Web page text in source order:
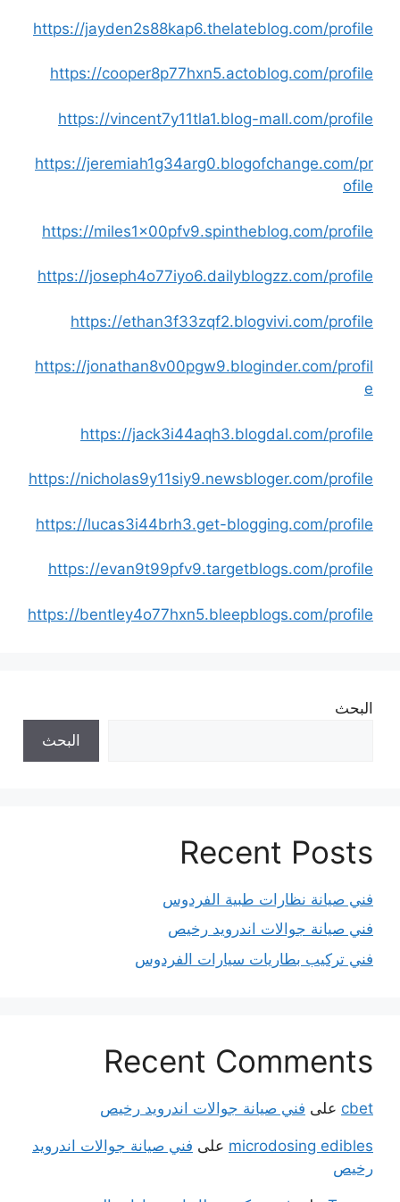
https://jayden2s88kap6.thelateblog.com/profile
https://cooper8p77hxn5.actoblog.com/profile
https://vincent7y11tla1.blog-mall.com/profile
https://jeremiah1g34arg0.blogofchange.com/pr
ofile
https://miles1x00pfv9.spintheblog.com/profile
https://joseph4o77iyo6.dailyblogzz.com/profile
https://ethan3f33zqf2.blogvivi.com/profile
https://jonathan8v00pgw9.bloginder.com/profil
e
https://jack3i44aqh3.blogdal.com/profile
https://nicholas9y11siy9.newsbloger.com/profile
https://lucas3i44brh3.get-blogging.com/profile
https://evan9t99pfv9.targetblogs.com/profile
https://bentley4o77hxn5.bleepblogs.com/profile
البحث
البحث
Recent Posts
فني صيانة نظارات طبية الفردوس
فني صيانة جوالات اندرويد رخيص
فني تركيب بطاريات سيارات الفردوس
Recent Comments
cbet على فني صيانة جوالات اندرويد رخيص
microdosing edibles على فني صيانة جوالات اندرويد
رخيص